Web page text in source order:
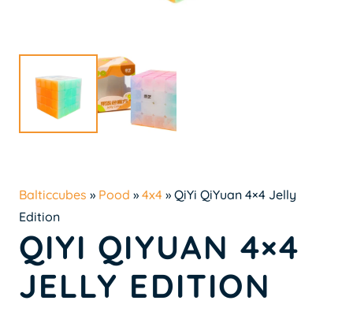
Balticcubes » Pood » 4x4 » QiYi QiYuan 4×4 Jelly
Edition
QIYI QIYUAN 4×4
JELLY EDITION